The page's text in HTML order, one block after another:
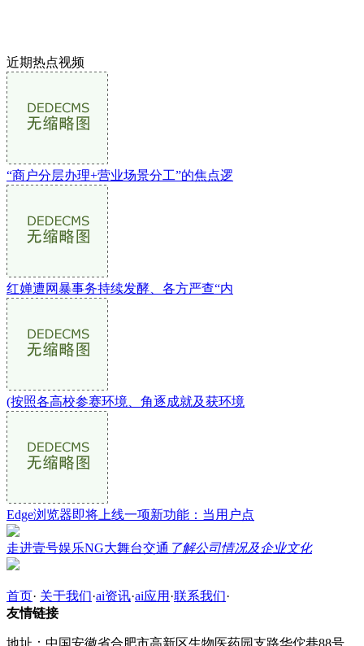
近期热点视频
“商户分层办理+营业场景分工”的焦点逻
红婵遭网暴事务持续发酵、各方严查“内
(按照各高校参赛环境、角逐成就及获环境
Edge浏览器即将上线一项新功能：当用户点
走进壹号娱乐NG大舞台交通 了解公司情况及企业文化
首页· 关于我们·ai资讯·ai应用 ·联系我们·
友情链接
地址：中国安徽省合肥市高新区生物医药园支路华佗巷88号